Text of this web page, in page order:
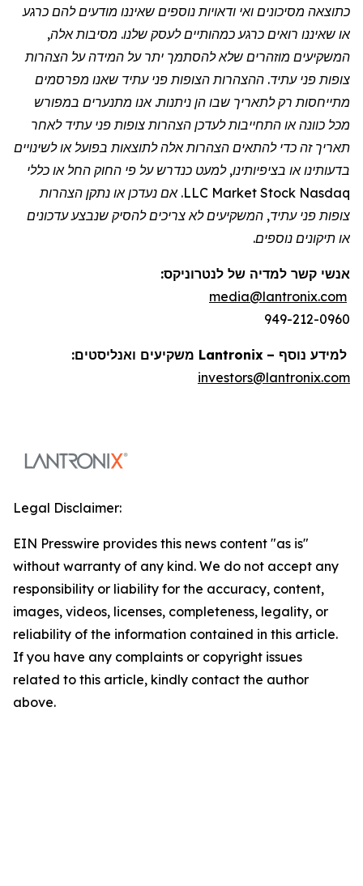
כתוצאה מסיכונים ואי ודאויות נוספים שאיננו מודעים להם כרגע
או שאיננו רואים כרגע כמהותיים לעסק שלנו. מסיבות אלה,
המשקיעים מוזהרים שלא להסתמך יתר על המידה על הצהרות
צופות פני עתיד. ההצהרות הצופות פני עתיד שאנו מפרסמים
מתייחסות רק לתאריך שבו הן ניתנות. אנו מתנערים במפורש
מכל כוונה או התחייבות לעדכן הצהרות צופות פני עתיד לאחר
תאריך זה כדי להתאים הצהרות אלה לתוצאות בפועל או לשינויים
בדעותינו או בציפיותינו, למעט כנדרש על פי החוק החל או כללי
Nasdaq
Market
LLC. אם נעדכן או נתקן הצהרות
צופות פני עתיד, המשקיעים לא צריכים להסיק שנבצע עדכונים
או תיקונים נוספים.
אנשי קשר למדיה של לנטרוניקס:
media@lantronix.com
949-212-0960
למידע נוסף – Lantronix משקיעים ואנליסטים:
investors@lantronix.com
Legal Disclaimer:
EIN Presswire provides this news content "as is"
without warranty of any kind. We do not accept any
responsibility or liability for the accuracy, content,
images, videos, licenses, completeness, legality, or
reliability of the information contained in this article.
If you have any complaints or copyright issues
related to this article, kindly contact the author
above.